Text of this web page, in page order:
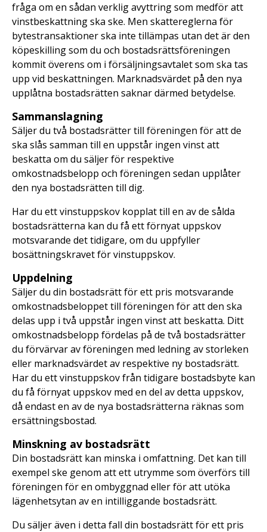
fråga om en sådan verklig avyttring som medför att
vinstbeskattning ska ske. Men skattereglerna för
bytestransaktioner ska inte tillämpas utan det är den
köpeskilling som du och bostadsrättsföreningen
kommit överens om i försäljningsavtalet som ska tas
upp vid beskattningen. Marknadsvärdet på den nya
upplåtna bostadsrätten saknar därmed betydelse.
Sammanslagning
Säljer du två bostadsrätter till föreningen för att de
ska slås samman till en uppstår ingen vinst att
beskatta om du säljer för respektive
omkostnadsbelopp och föreningen sedan upplåter
den nya bostadsrätten till dig.
Har du ett vinstuppskov kopplat till en av de sålda
bostadsrätterna kan du få ett förnyat uppskov
motsvarande det tidigare, om du uppfyller
bosättningskravet för vinstuppskov.
Uppdelning
Säljer du din bostadsrätt för ett pris motsvarande
omkostnadsbeloppet till föreningen för att den ska
delas upp i två uppstår ingen vinst att beskatta. Ditt
omkostnadsbelopp fördelas på de två bostadsrätter
du förvärvar av föreningen med ledning av storleken
eller marknadsvärdet av respektive ny bostadsrätt.
Har du ett vinstuppskov från tidigare bostadsbyte kan
du få förnyat uppskov med en del av detta uppskov,
då endast en av de nya bostadsrätterna räknas som
ersättningsbostad.
Minskning av bostadsrätt
Din bostadsrätt kan minska i omfattning. Det kan till
exempel ske genom att ett utrymme som överförs till
föreningen för en ombyggnad eller för att utöka
lägenhetsytan av en intilliggande bostadsrätt.
Du säljer även i detta fall din bostadsrätt för ett pris